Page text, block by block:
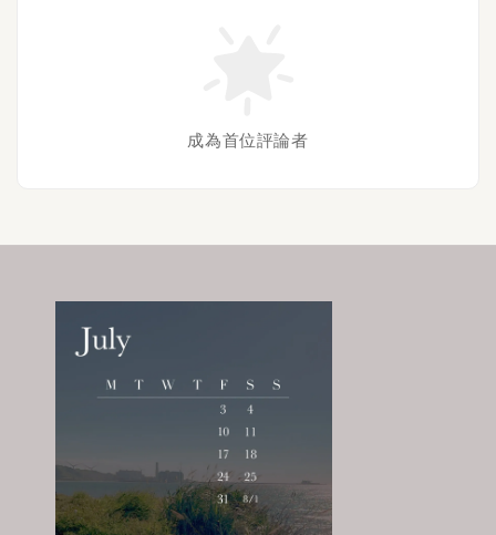
成為首位評論者